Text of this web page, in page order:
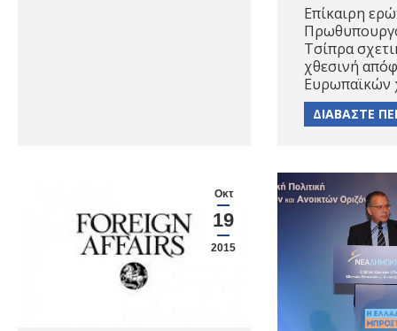
Επίκαιρη
Τσίπρα
χθεσινή
ΔΙΑΒΑΣΤΕ
Οκτ
19
2015